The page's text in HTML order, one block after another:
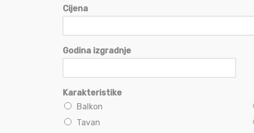
Cijena
Godina izgradnje
Karakteristike
Balkon
Tavan